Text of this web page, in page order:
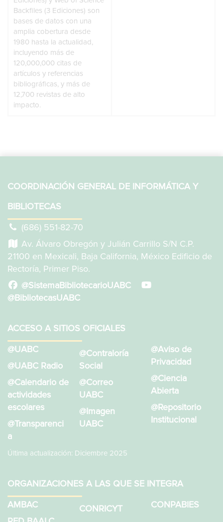
Backfiles (3 Ediciones) son
bases de datos con una
amplia cobertura desde
1980 hasta la actualidad,
incluyendo más de
120,000,000 citas de
artículos y referencias
bibliográficas, y más de
12,700 revistas de alto
impacto.
COORDINACIÓN GENERAL DE INFORMÁTICA Y
BIBLIOTECAS
(686) 551-82-70
Av. Álvaro Obregón y Julián Carrillo S/N C.P.
21100 en Mexicali, Baja California, México Edificio de
Rectoría, Primer Piso.
@SistemaBibliotecarioUABC
@BibliotecasUABC
ACCESO A SITIOS OFICIALES
@UABC
@UABC Radio
@Calendario de
actividades
escolares
@Transparenci
a
@Contraloría
Social
@Correo
UABC
@Imagen
UABC
@Aviso de
Privacidad
@Ciencia
Abierta
@Repositorio
Institucional
Última actualización: Diciembre 2025
ORGANIZACIONES A LAS QUE SE INTEGRA
AMBAC
CONRICYT CONPABIES